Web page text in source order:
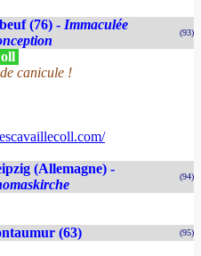
(76) - Immaculée
(93)
canicule !
(Allemagne) -
(94)
(63) (95)